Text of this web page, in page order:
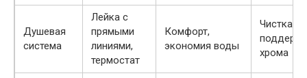
Душевая
система
Лейка с
прямыми
линиями,
термостат
Комфорт,
экономия воды
Чистка
хрома